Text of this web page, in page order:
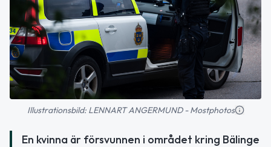
Illustrationsbild: LENNART ANGERMUND - Mostphotos
En kvinna är försvunnen i området kring Bälinge